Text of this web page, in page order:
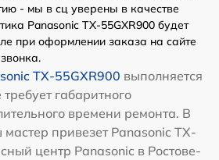
- мы в сц уверены в качестве
Panasonic TX-55GXR900 будет
при оформлении заказа на сайте
TX-55GXR900 выполняется
габаритного
времени ремонта. В
привезет Panasonic TX-
центр Panasonic в Ростове-